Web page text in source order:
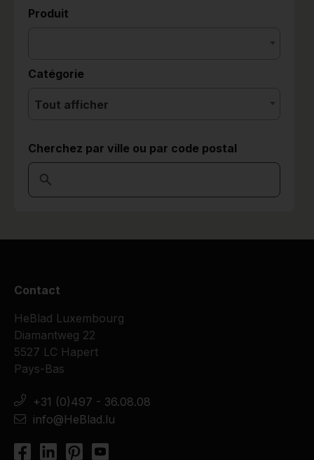
Produit
Catégorie
Tout afficher
Cherchez par ville ou par code postal
Contact
HeBlad Luxembourg
Diamantweg 22
5527 LC Hapert
Pays-Bas
+31 (0)497 - 36.08.08
info@HeBlad.lu